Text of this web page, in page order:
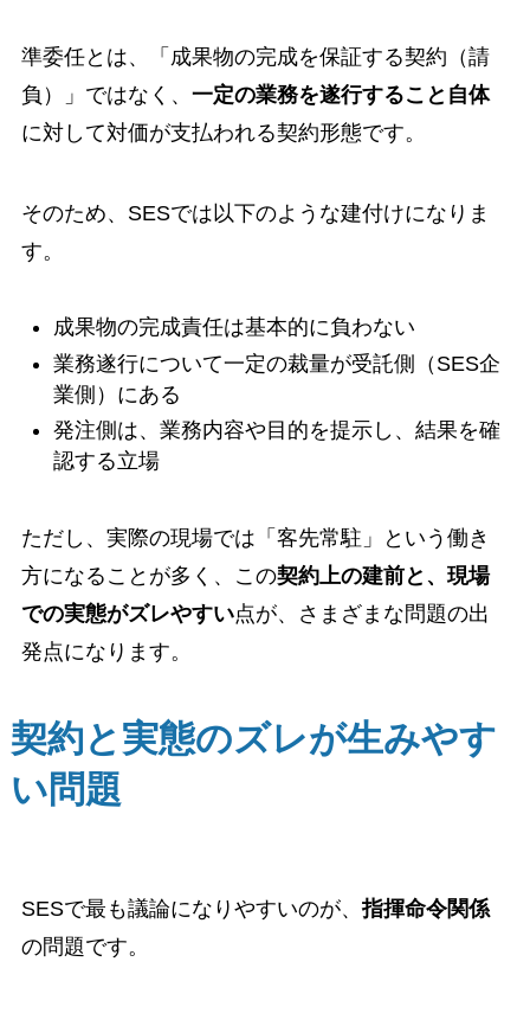
準委任とは、「成果物の完成を保証する契約（請
負）」ではなく、 一定の業務を遂行すること自体
に対して対価が支払われる契約形態です。
そのため、SESでは以下のような建付けになりま
す。
成果物の完成責任は基本的に負わない
業務遂行について一定の裁量が受託側（SES企
業側）にある
発注側は、業務内容や目的を提示し、結果を確
認する立場
ただし、実際の現場では「客先常駐」という働き
方になることが多く、この契約上の建前と、現場
での実態がズレやすい点が、さまざまな問題の出
発点になります。
契約と実態のズレが生みやす
い問題
SESで最も議論になりやすいのが、指揮命令関係
の問題です。